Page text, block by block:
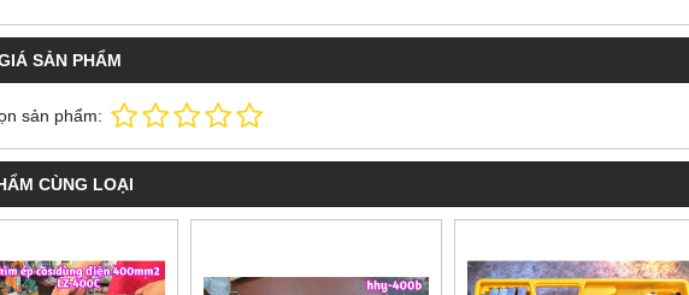
SẢN PHẨM
sản phẩm:
CÙNG LOẠI